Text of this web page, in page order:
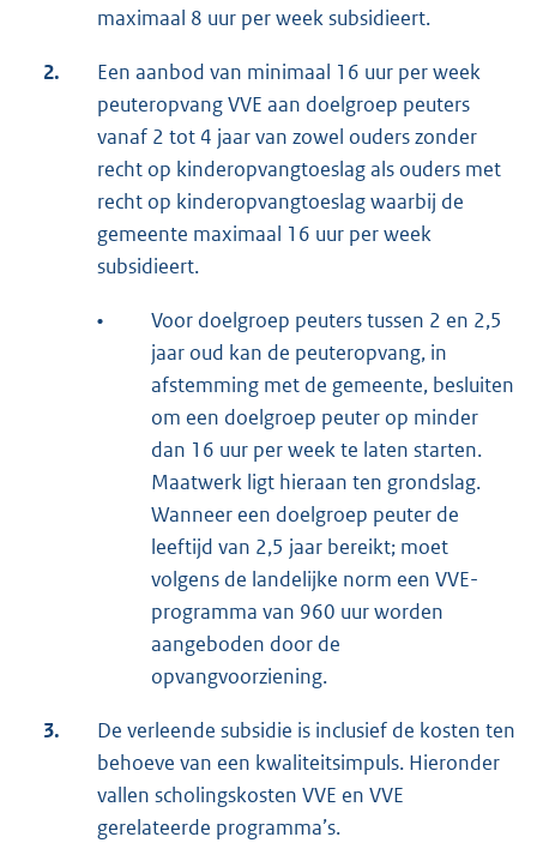
maximaal 8 uur per week subsidieert.
2.
Een aanbod van minimaal 16 uur per week
peuteropvang VVE aan doelgroep peuters
vanaf 2 tot 4 jaar van zowel ouders zonder
recht op kinderopvangtoeslag als ouders met
recht op kinderopvangtoeslag waarbij de
gemeente maximaal 16 uur per week
subsidieert.
•
Voor doelgroep peuters tussen 2 en 2,5
jaar oud kan de peuteropvang, in
afstemming met de gemeente, besluiten
om een doelgroep peuter op minder
dan 16 uur per week te laten starten.
Maatwerk ligt hieraan ten grondslag.
Wanneer een doelgroep peuter de
leeftijd van 2,5 jaar bereikt; moet
volgens de landelijke norm een VVE-
programma van 960 uur worden
aangeboden door de
opvangvoorziening.
3.
De verleende subsidie is inclusief de kosten ten
behoeve van een kwaliteitsimpuls. Hieronder
vallen scholingskosten VVE en VVE
gerelateerde programma’s.